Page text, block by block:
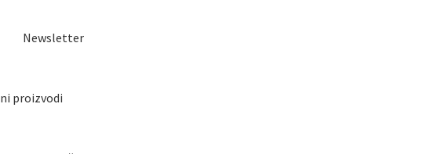
Newsletter
proizvodi